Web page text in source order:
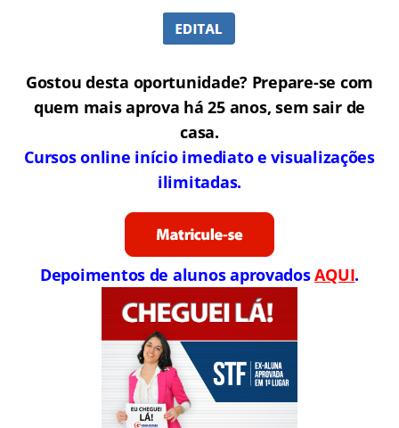
Gostou desta oportunidade? Prepare-se com
quem mais aprova há 25 anos, sem sair de
casa.
Cursos online início imediato e visualizações
ilimitadas.
Depoimentos de alunos aprovadosAQUI.